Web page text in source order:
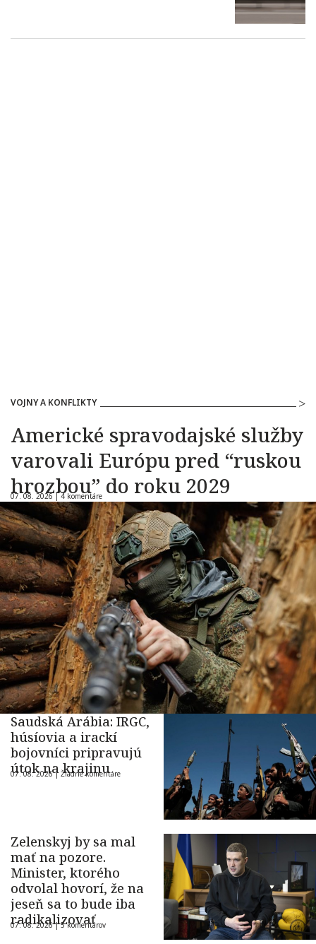
VOJNY A KONFLIKTY
Americké spravodajské služby
varovali Európu pred “ruskou
hrozbou” do roku 2029
07. 08. 2026 |4 komentáre
Saudská Arábia: IRGC,
húsíovia a irackí
bojovníci pripravujú
útok na krajinu
07. 08. 2026 |Žiadne komentáre
Zelenskyj by sa mal
mať na pozore.
Minister, ktorého
odvolal hovorí, že na
jeseň sa to bude iba
radikalizovať
07. 08. 2026 |5 komentárov